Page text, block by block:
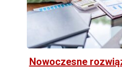
Nowoczesne